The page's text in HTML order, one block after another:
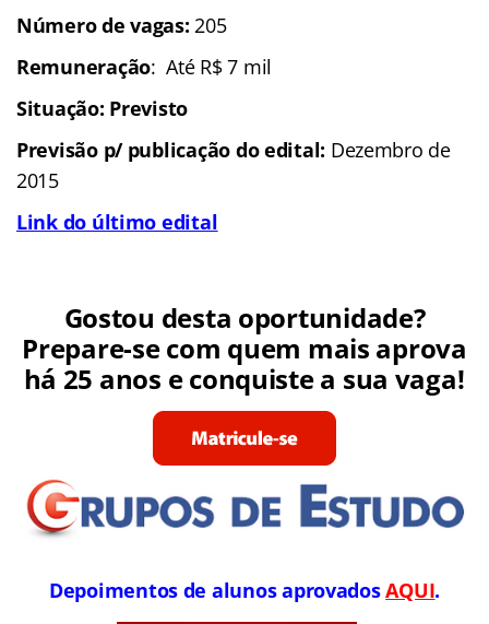
Número de vagas: 205
Remuneração: Até R$ 7 mil
Situação: Previsto
Previsão p/ publicação do edital: Dezembro de
2015
Link do último edital
Gostou desta oportunidade?
Prepare-se com quem mais aprova
há 25 anos e conquiste a sua vaga!
Depoimentos de alunos aprovadosAQUI.